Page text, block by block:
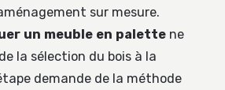
sur mesure.
un meuble en palette ne
la sélection du bois à la
demande de la méthode